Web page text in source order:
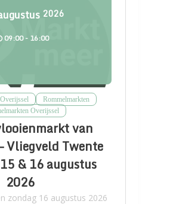
2026
09:00 - 16:00
Overijssel
Rommelmarkten
Overijssel
van
Vliegveld Twente
& 16 augustus
2026
zondag 16 augustus 2026